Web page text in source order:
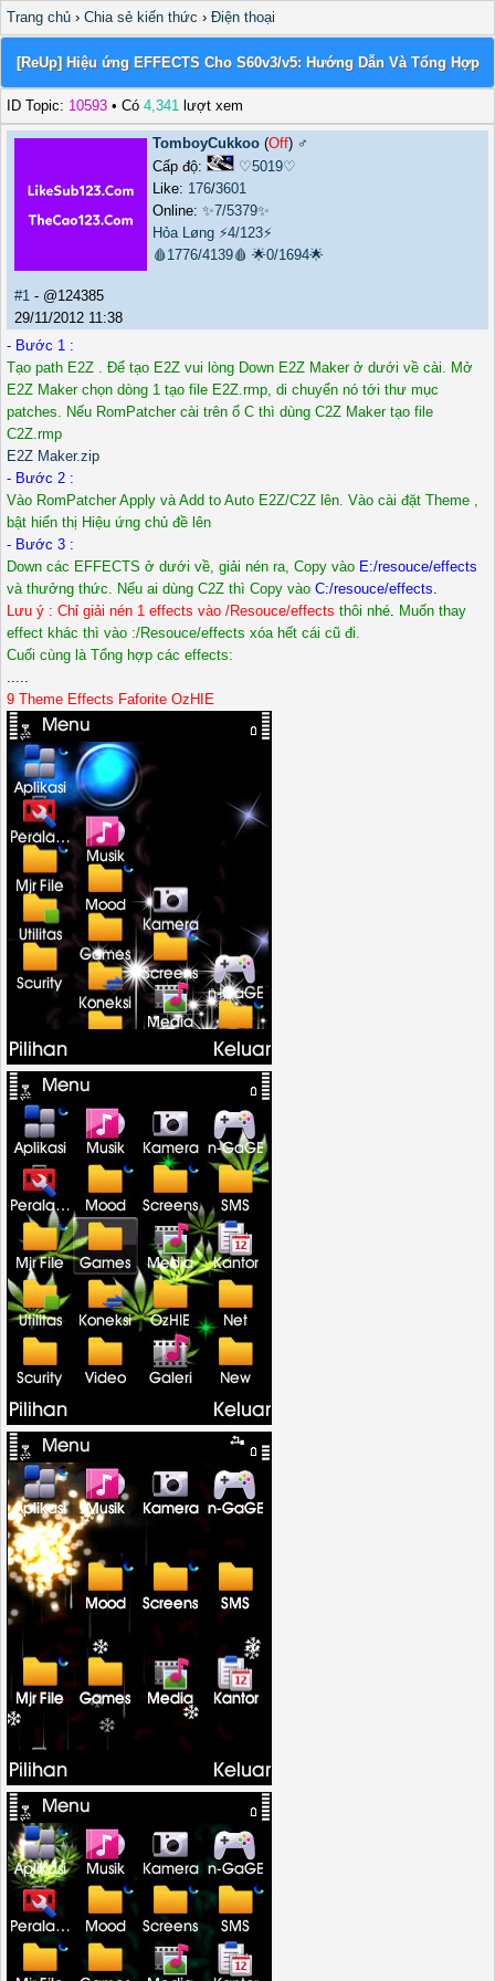
Trang chủ › Chia sẻ kiến thức › Điện thoại
[ReUp] Hiệu ứng EFFECTS Cho S60v3/v5: Hướng Dẫn Và Tổng Hợp
ID Topic: 10593 • Có 4,341 lượt xem
TomboyCukkoo (Off) ♂️
Cấp độ:
♡5019♡
Like: 176/3601
Online: ✨7/5379✨
Hỏa Løng ⚡4/123⚡
🩸1776/4139🩸 🌟0/1694🌟
#1 - @124385
29/11/2012 11:38
- Bước 1 :
Tạo path E2Z . Để tạo E2Z vui lòng Down E2Z Maker ở dưới về cài. Mở
E2Z Maker chọn dòng 1 tạo file E2Z.rmp, di chuyển nó tới thư mục
patches. Nếu RomPatcher cài trên ổ C thì dùng C2Z Maker tạo file
C2Z.rmp
E2Z Maker.zip
- Bước 2 :
Vào RomPatcher Apply và Add to Auto E2Z/C2Z lên. Vào cài đặt Theme ,
bật hiển thị Hiệu ứng chủ đề lên
- Bước 3 :
Down các EFFECTS ở dưới về, giải nén ra, Copy vào E:/resouce/effects
và thưởng thức. Nếu ai dùng C2Z thì Copy vào C:/resouce/effects.
Lưu ý : Chỉ giải nén 1 effects vào /Resouce/effects thôi nhé. Muốn thay
effect khác thì vào :/Resouce/effects xóa hết cái cũ đi.
Cuối cùng là Tổng hợp các effects:
.....
9 Theme Effects Faforite OzHIE